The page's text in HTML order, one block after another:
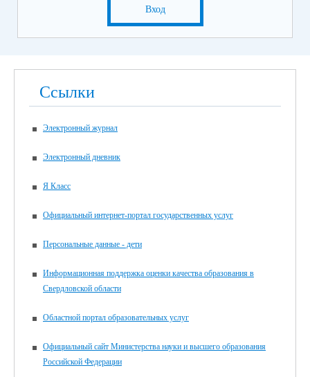
Вход
Ссылки
Электронный журнал
Электронный дневник
Я Класс
Официальный интернет-портал государственных услуг
Персональные данные - дети
Информационная поддержка оценки качества образования в
Свердловской области
Областной портал образовательных услуг
Официальный сайт Министерства науки и высшего образования
Российской Федерации